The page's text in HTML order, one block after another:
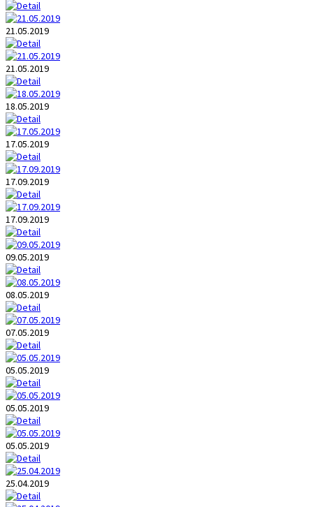
21.05.2019
21.05.2019
18.05.2019
17.05.2019
17.09.2019
17.09.2019
09.05.2019
08.05.2019
07.05.2019
05.05.2019
05.05.2019
05.05.2019
25.04.2019